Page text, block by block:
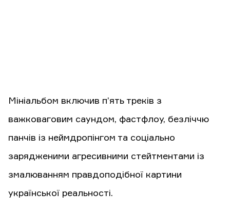
Мініальбом включив п’ять треків з
важковаговим саундом, фастфлоу, безліччю
панчів із неймдропінгом та соціально
зарядженими агресивними стейтментами із
змалюванням правдоподібної картини
української реальності.